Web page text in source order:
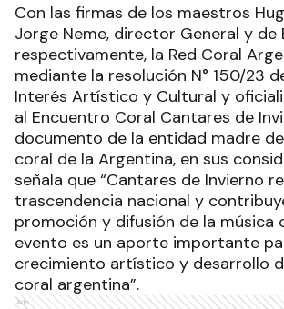
Con las firmas de los maestros
Jorge Neme, director General y de
respectivamente, la Red Coral
mediante la resolución N° 150/23
Interés Artístico y Cultural y
al Encuentro Coral Cantares de
documento de la entidad madre
coral de la Argentina, en sus
señala que “Cantares de Invierno
trascendencia nacional y
promoción y difusión de la música
evento es un aporte importante
crecimiento artístico y desarrollo
coral argentina”.
Ads